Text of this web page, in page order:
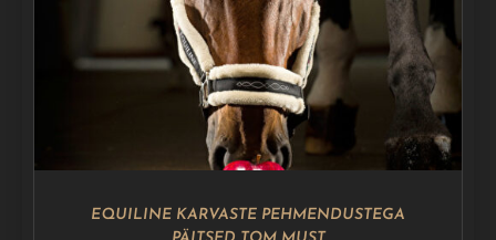
VALI SELLEL
TOOTEL
ON
MITU
VARIANTI.
VALIKUID
SAAB
TEHA
TOOTELEHEL.
/ DETAILS
EQUILINE KARVASTE PEHMENDUSTEGA